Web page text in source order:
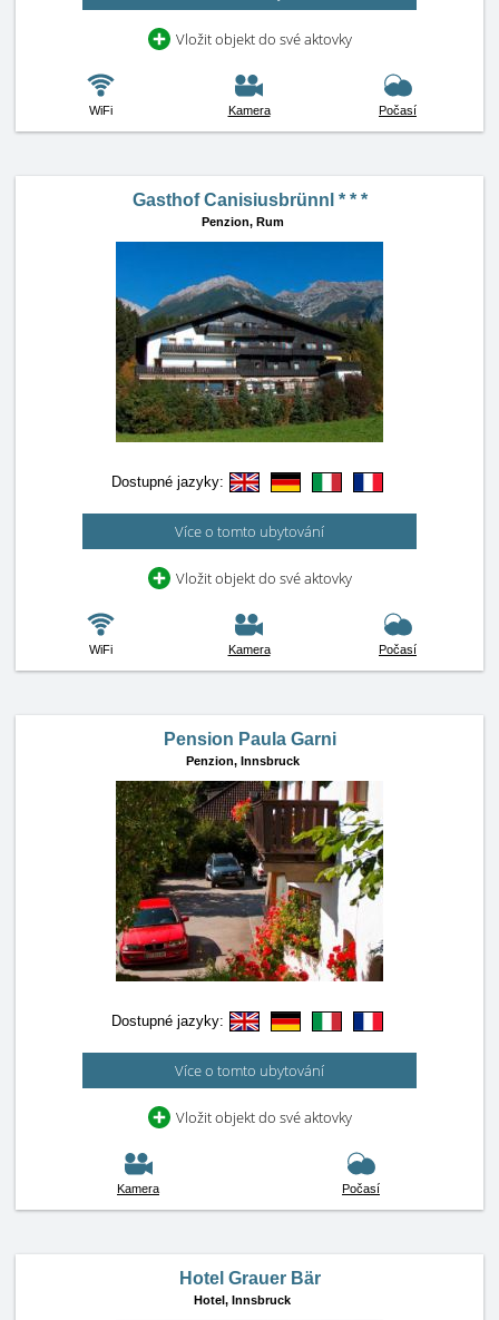
Vložit objekt do své aktovky
WiFi Kamera Počasí
Gasthof Canisiusbrünnl * * *
Penzion, Rum
Dostupné jazyky:
Více o tomto ubytování
Vložit objekt do své aktovky
WiFi Kamera Počasí
Pension Paula Garni
Penzion, Innsbruck
Dostupné jazyky:
Více o tomto ubytování
Vložit objekt do své aktovky
Kamera Počasí
Hotel Grauer Bär
Hotel, Innsbruck